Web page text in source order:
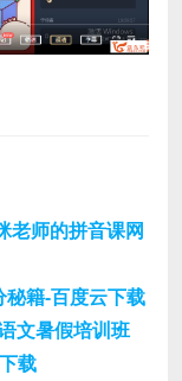
老师的拼音课网
籍-百度云下载
文暑假培训班
载